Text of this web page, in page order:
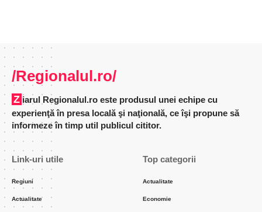
/Regionalul.ro/
Ziarul Regionalul.ro este produsul unei echipe cu
experienţă în presa locală şi naţională, ce îşi propune să
informeze în timp util publicul cititor.
Link-uri utile
Regiuni
Actualitate
Top categorii
Actualitate
Economie